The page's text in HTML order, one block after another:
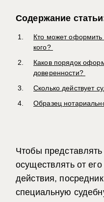
Содержание
Кто может оформить
кого?
Каков порядок
доверенности?
Сколько действует
Образец
Чтобы
осуществлять от
действия,
специальную